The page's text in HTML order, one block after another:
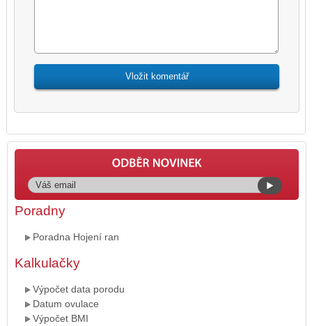
Poradny
Poradna Hojení ran
Kalkulačky
Výpočet data porodu
Datum ovulace
Výpočet BMI